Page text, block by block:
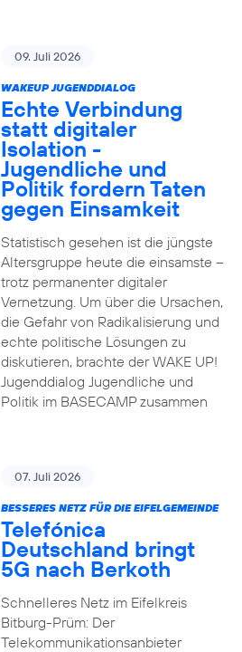
09. Juli 2026
WAKEUP JUGENDDIALOG
Echte Verbindung
statt digitaler
Isolation -
Jugendliche und
Politik fordern Taten
gegen Einsamkeit
Statistisch gesehen ist die jüngste
Altersgruppe heute die einsamste –
trotz permanenter digitaler
Vernetzung. Um über die Ursachen,
die Gefahr von Radikalisierung und
echte politische Lösungen zu
diskutieren, brachte der WAKE UP!
Jugenddialog Jugendliche und
Politik im BASECAMP zusammen
07. Juli 2026
BESSERES NETZ FÜR DIE EIFELGEMEINDE
Telefónica
Deutschland bringt
5G nach Berkoth
Schnelleres Netz im Eifelkreis
Bitburg-Prüm: Der
Telekommunikationsanbieter